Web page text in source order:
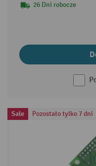
26 Dni robocze
Sale Pozostało tylko 7 dni